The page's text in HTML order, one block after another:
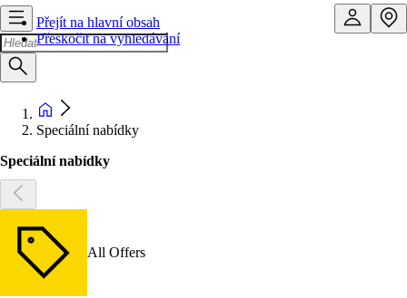
Přejít na hlavní obsah
Přeskočit na vyhledávání
Speciální nabídky
Speciální nabídky
All Offers